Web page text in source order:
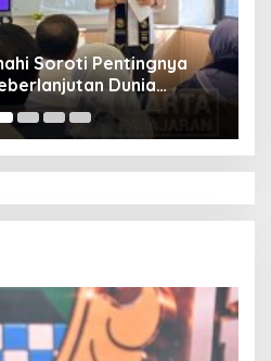
Soroti Pentingnya
Dunia